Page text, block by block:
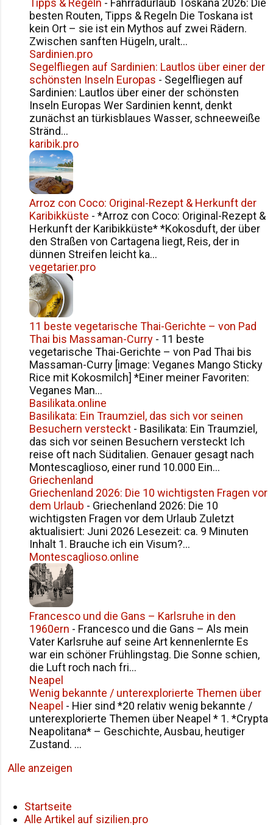
Tipps & Regeln - Fahrradurlaub Toskana 2026: Die
besten Routen, Tipps & Regeln Die Toskana ist
kein Ort – sie ist ein Mythos auf zwei Rädern.
Zwischen sanften Hügeln, uralt...
Sardinien.pro
Segelfliegen auf Sardinien: Lautlos über einer der
schönsten Inseln Europas - Segelfliegen auf
Sardinien: Lautlos über einer der schönsten
Inseln Europas Wer Sardinien kennt, denkt
zunächst an türkisblaues Wasser, schneeweiße
Stränd...
karibik.pro
Arroz con Coco: Original-Rezept & Herkunft der
Karibikküste - *Arroz con Coco: Original-Rezept &
Herkunft der Karibikküste* *Kokosduft, der über
den Straßen von Cartagena liegt, Reis, der in
dünnen Streifen leicht ka...
vegetarier.pro
11 beste vegetarische Thai-Gerichte – von Pad
Thai bis Massaman-Curry - 11 beste
vegetarische Thai-Gerichte – von Pad Thai bis
Massaman-Curry [image: Veganes Mango Sticky
Rice mit Kokosmilch] *Einer meiner Favoriten:
Veganes Man...
Basilikata.online
Basilikata: Ein Traumziel, das sich vor seinen
Besuchern versteckt - Basilikata: Ein Traumziel,
das sich vor seinen Besuchern versteckt Ich
reise oft nach Süditalien. Genauer gesagt nach
Montescaglioso, einer rund 10.000 Ein...
Griechenland
Griechenland 2026: Die 10 wichtigsten Fragen vor
dem Urlaub - Griechenland 2026: Die 10
wichtigsten Fragen vor dem Urlaub Zuletzt
aktualisiert: Juni 2026 Lesezeit: ca. 9 Minuten
Inhalt 1. Brauche ich ein Visum?...
Montescaglioso.online
Francesco und die Gans – Karlsruhe in den
1960ern - Francesco und die Gans – Als mein
Vater Karlsruhe auf seine Art kennenlernte Es
war ein schöner Frühlingstag. Die Sonne schien,
die Luft roch nach fri...
Neapel
Wenig bekannte / unterexplorierte Themen über
Neapel - Hier sind *20 relativ wenig bekannte /
unterexplorierte Themen über Neapel * 1. *Crypta
Neapolitana* – Geschichte, Ausbau, heutiger
Zustand. ...
Alle anzeigen
Startseite
Alle Artikel auf sizilien.pro